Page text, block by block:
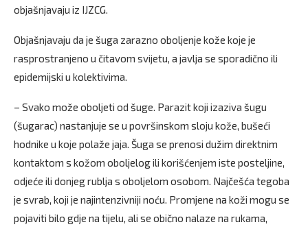
objašnjavaju iz IJZCG.
Objašnjavaju da je šuga zarazno oboljenje kože koje je
rasprostranjeno u čitavom svijetu, a javlja se sporadično ili
epidemijski u kolektivima.
– Svako može oboljeti od šuge. Parazit koji izaziva šugu
(šugarac) nastanjuje se u površinskom sloju kože, bušeći
hodnike u koje polaže jaja. Šuga se prenosi dužim direktnim
kontaktom s kožom oboljelog ili korišćenjem iste posteljine,
odjeće ili donjeg rublja s oboljelom osobom. Najčešća tegoba
je svrab, koji je najintenzivniji noću. Promjene na koži mogu se
pojaviti bilo gdje na tijelu, ali se obično nalaze na rukama,